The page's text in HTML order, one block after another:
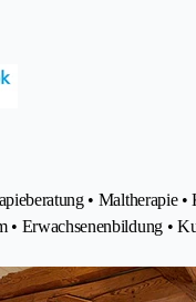
• Maltherapie •
• Erwachsenenbildung •